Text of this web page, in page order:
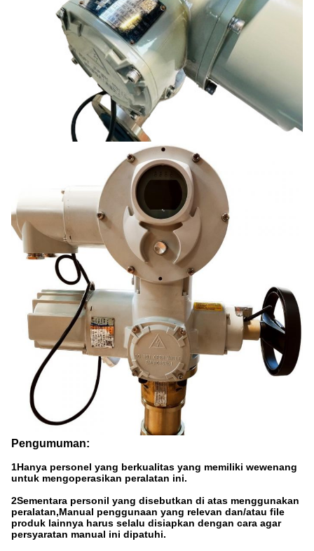
Pengumuman:
1Hanya personel yang berkualitas yang memiliki wewenang
untuk mengoperasikan peralatan ini.
2Sementara personil yang disebutkan di atas menggunakan
peralatan,Manual penggunaan yang relevan dan/atau file
produk lainnya harus selalu disiapkan dengan cara agar
persyaratan manual ini dipatuhi.